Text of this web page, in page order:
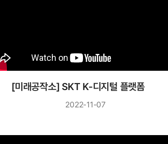
[미래공작소] SKT K-디지털 플랫폼
2022-11-07